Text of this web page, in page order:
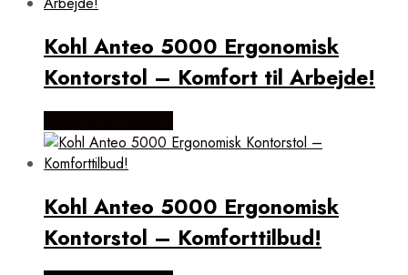
Kohl Anteo 5000 Ergonomisk
Kontorstol – Komfort til Arbejde!
Kohl Anteo 5000 Ergonomisk
Kontorstol – Komforttilbud!